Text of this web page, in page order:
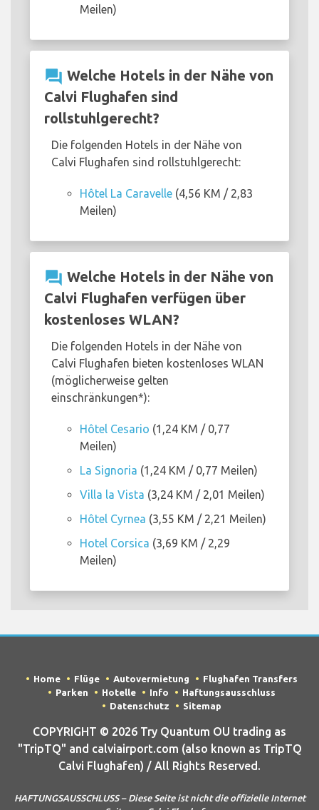
Meilen)
question_answer Welche Hotels in der Nähe von
Calvi Flughafen sind
rollstuhlgerecht?
Die folgenden Hotels in der Nähe von
Calvi Flughafen sind rollstuhlgerecht:
Hôtel La Caravelle (4,56 KM / 2,83
Meilen)
question_answer Welche Hotels in der Nähe von
Calvi Flughafen verfügen über
kostenloses WLAN?
Die folgenden Hotels in der Nähe von
Calvi Flughafen bieten kostenloses WLAN
(möglicherweise gelten
einschränkungen*):
Hôtel Cesario (1,24 KM / 0,77
Meilen)
La Signoria (1,24 KM / 0,77 Meilen)
Villa la Vista (3,24 KM / 2,01 Meilen)
Hôtel Cyrnea (3,55 KM / 2,21 Meilen)
Hotel Corsica (3,69 KM / 2,29
Meilen)
Home Flüge Autovermietung
Flughafen Transfers
Parken
Hotelle Info
Haftungsausschluss
Datenschutz
Sitemap
COPYRIGHT © 2026 Try Quantum OU trading as
"TripTQ" and calviairport.com (also known as TripTQ
Calvi Flughafen) / All Rights Reserved.
HAFTUNGSAUSSCHLUSS – Diese Seite ist nicht die offizielle Internet